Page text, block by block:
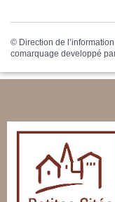
© Direction de
comarquage developpé